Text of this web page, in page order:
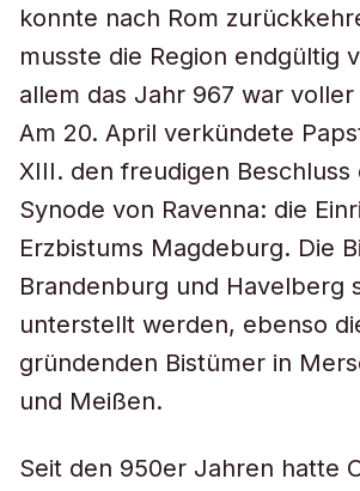
konnte nach Rom
musste die Region endgültig
allem das Jahr 967 war
Am 20. April verkündete
XIII. den freudigen
Synode von Ravenna: die
Erzbistums Magdeburg. Die
Brandenburg und Havelberg
unterstellt werden, ebenso
gründenden Bistümer in
und Meißen.
Seit den 950er Jahren hatte